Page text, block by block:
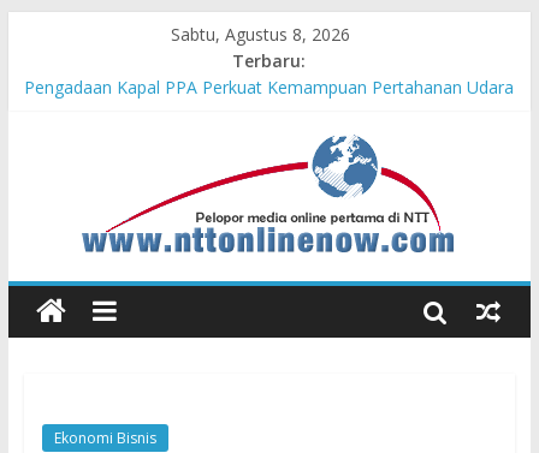
Sabtu, Agustus 8, 2026
Terbaru:
Astra Honda Siap Lanjutkan Performa Positif di ARRC
Pengadaan Kapal PPA Perkuat Kemampuan Pertahanan Udara
TNI AL Hadapi Ancaman Maritim Modern
Komisaris Independen Pertamina Patra Niaga Terpikat Produk
UMKM Mitra Binaan dengan Sentuhan Kemanusiaan dan
Keberlanjutan
Honda Jatim Hadirkan Kompetisi dan Aktivitas Seru untuk
Generasi Muda
Ekonomi Bisnis